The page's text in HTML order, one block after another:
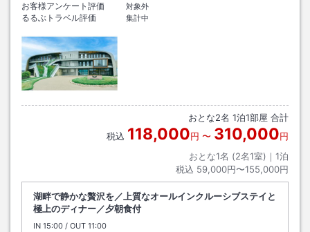
お客様アンケート評価
対象外
るるぶトラベル評価 集計中
おとな2名 1泊1部屋 合計
税込 118,000円 〜 310,000円
おとな1名 (2名1室)｜ 1泊
税込 59,000円〜155,000円
湖畔で静かな贅沢を／上質なオールインクルーシブステイと
極上のディナー／夕朝食付
IN チェックイン
15:00 / OUT チェックアウト
11:00